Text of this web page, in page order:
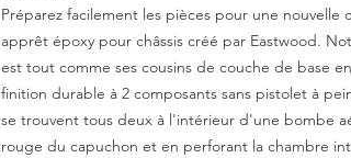
Préparez facilement les pièces pour une
apprêt époxy pour châssis créé par Eastwood.
est tout comme ses cousins de couche de base
finition durable à 2 composants sans pistolet à
se trouvent tous deux à l'intérieur d'une bombe
rouge du capuchon et en perforant la chambre